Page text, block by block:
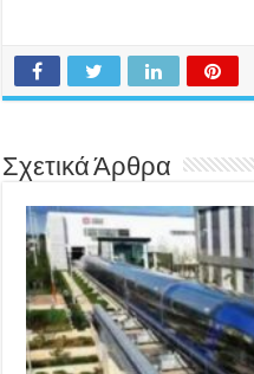
Σχετικά Άρθρα